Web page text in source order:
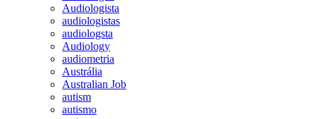
Audiologista
audiologistas
audiologsta
Audiology
audiometria
Austrália
Australian Job
autism
autismo